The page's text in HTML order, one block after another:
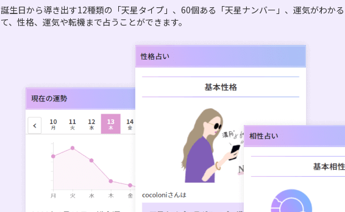
誕生日から導き出す12種類の「天星タイプ」、60個ある「天星ナンバー」、運気がわか
て、性格、運気や転機まで占うことができます。